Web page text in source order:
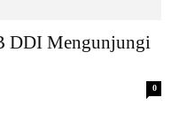
DDI Mengunjungi
0